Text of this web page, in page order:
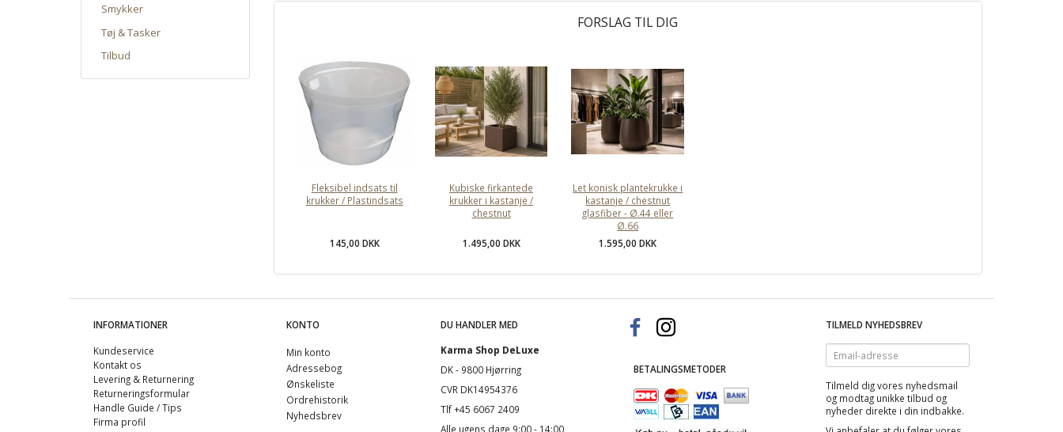
Smykker
Tøj & Tasker
Tilbud
FORSLAG TIL DIG
Fleksibel indsats til
krukker / Plastindsats
145,00 DKK
Kubiske firkantede
krukker i kastanje /
chestnut
1.495,00 DKK
Let konisk plantekrukke i
kastanje / chestnut
glasfiber - Ø.44 eller
Ø.66
1.595,00 DKK
INFORMATIONER
Kundeservice
Kontakt os
Levering & Returnering
Returneringsformular
Handle Guide / Tips
Firma profil
KONTO
Min konto
Adressebog
Ønskeliste
Ordrehistorik
Nyhedsbrev
DU HANDLER MED
Karma Shop DeLuxe
DK - 9800 Hjørring
CVR DK14954376
Tlf +45 6067 2409
Alle ugens dage 9:00 - 14:00
BETALINGSMETODER
TILMELD NYHEDSBREV
Email-
adresse
Tilmeld dig vores nyhedsmail
og modtag unikke tilbud og
nyheder direkte i din indbakke.